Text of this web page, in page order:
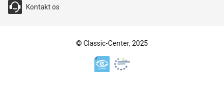
Kontakt os
© Classic-Center, 2025